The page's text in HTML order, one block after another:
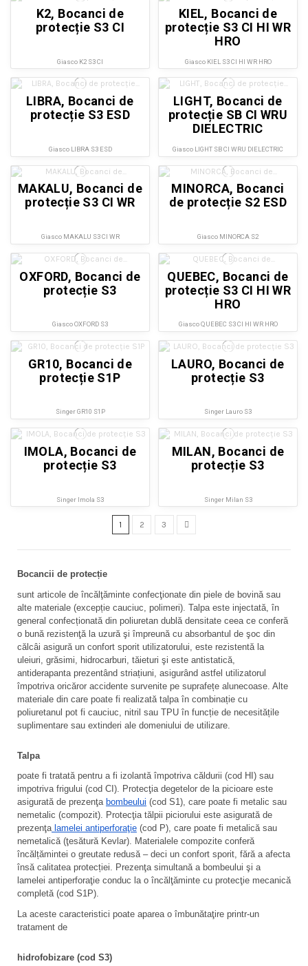
K2, Bocanci de
protecție S3 CI
Giasco K2 S3 CI
KIEL, Bocanci de
protecție S3 CI HI WR
HRO
Giasco KIEL S3 CI HI WR HRO
LIBRA, Bocanci de
protecție S3 ESD
Giasco LIBRA S3 ESD
LIGHT, Bocanci de
protecție SB CI WRU
DIELECTRIC
Giasco LIGHT SB CI WRU DIELECTRIC
MAKALU, Bocanci de
protecție S3 CI WR
Giasco MAKALU S3 CI WR
MINORCA, Bocanci
de protecție S2 ESD
Giasco MINORCA S2
OXFORD, Bocanci de
protecție S3
Giasco OXFORD S3
QUEBEC, Bocanci de
protecție S3 CI HI WR
HRO
Giasco QUEBEC S3 CI HI WR HRO
GR10, Bocanci de
protecție S1P
Singer GR10 S1P
LAURO, Bocanci de
protecție S3
Singer Lauro S3
IMOLA, Bocanci de
protecție S3
Singer Imola S3
MILAN, Bocanci de
protecție S3
Singer Milan S3
1 2 3
Bocancii de protecție
sunt articole de încălţăminte confecţionate din piele de bovină sau
alte materiale (excepție cauciuc, polimeri). Talpa este injectată, în
general confecționată din poliuretan dublă densitate ceea ce conferă
o bună rezistenţă la uzură şi împreună cu absorbantul de şoc din
călcâi asigură un confort sporit utilizatorului, este rezistentă la
uleiuri, grăsimi, hidrocarburi, tăieturi şi este antistatică,
antiderapanta prezentând striațiuni, asigurând astfel utilizatorul
împotriva oricăror accidente survenite pe suprafețe alunecoase. Alte
materiale din care poate fi realizată talpa în combinație cu
poliuretanul pot fi cauciuc, nitril sau TPU în funcție de necesitățile
suplimentare sau extinderi ale domeniului de utilizare.
Talpa
poate fi tratată pentru a fi izolantă împotriva căldurii (cod HI) sau
impotriva frigului (cod CI). Protecţia degetelor de la picioare este
asigurată de prezenţa bombeului (cod S1), care poate fi metalic sau
nemetalic (compozit). Protecţia tălpii piciorului este asigurată de
prezenţa lamelei antiperforaţie (cod P), care poate fi metalică sau
nemetalică (ţesătură Kevlar). Materialele compozite conferă
încălțămintei o greutate redusă – deci un confort sporit, fără a afecta
însă calitatea protecției. Prezenţa simultană a bombeului şi a
lamelei antiperforaţie conduc la o încălţăminte cu protecţie mecanică
completă (cod S1P).
La aceste caracteristici poate aparea o îmbunătaţire printr-un
tratament de
hidrofobizare (cod S3)